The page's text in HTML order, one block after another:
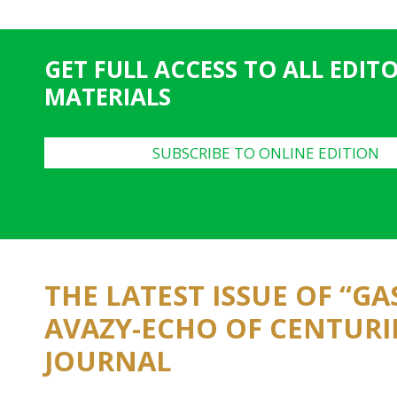
g
s
GET FULL ACCESS TO ALL
MATERIALS
SUBSCRIBE TO ONLINE EDITION
THE LATEST ISSUE OF
AVAZY-ECHO OF
JOURNAL